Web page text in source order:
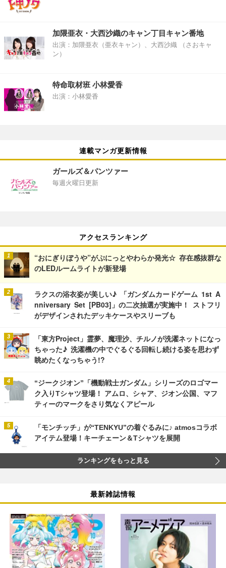
加隈亜衣・大西沙織のキャン丁目キャン番地
出演：加隈亜衣（亜衣キャン）、大西沙織 （さおキャ
ン）
特命取材班 小林愛香
出演：小林愛香
連載マンガ更新情報
ガールズ＆パンツァー
毎週火曜日更新
アクセスランキング
“おにぎりぼうや”がぷにっとやわらか発光☆ 存在感抜群な
のLEDルームライトが新登場
ラクスの浴衣姿が美しい♪ 「ガンダムカードゲーム 1st A
nniversary Set [PB03]」の二次抽選が実施中！ ストフリ
がデザインされたデッキケースやスリーブも
「東方Project」霊夢、魔理沙、チルノが洗濯ネットになっ
ちゃった♪ 洗濯機の中でぐるぐる回転し続ける姿を思わず
眺めたくなっちゃう!?
“ジークジオン”「機動戦士ガンダム」シリーズのロゴマー
ク入りTシャツ登場！ アムロ、シャア、ジオン公国、マフ
ティーのマークをさり気なくアピール
「モンチッチ」が“TENKYU”の着ぐるみに♪ atmosコラボ
アイテム登場！キーチェーン＆Tシャツを展開
ランキングをもっと見る
最新雑誌情報